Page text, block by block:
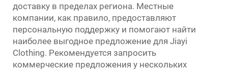
доставку в пределах региона. Местные
компании, как правило, предоставляют
персональную поддержку и помогают найти
наиболее выгодное предложение для Jiayi
Clothing. Рекомендуется запросить
коммерческие предложения у нескольких